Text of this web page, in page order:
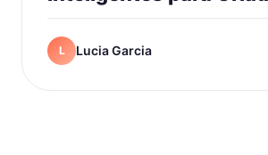
L Lucia Garcia